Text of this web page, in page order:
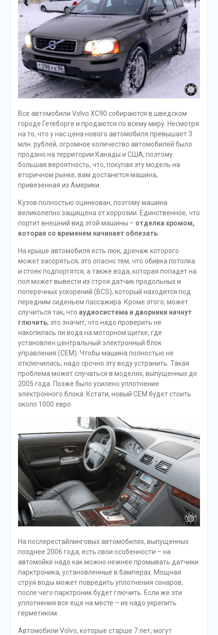
Все автомобили Volvo XC90 собираются в шведском
городе Гетеборге и продаются по всему миру. Несмотря
на то, что у нас цена нового автомобиля превышает 3
млн. рублей, огромное количество автомобилей было
продано на территории Канады и США, поэтому
большая вероятность, что, покупая эту модель на
вторичном рынке, вам достанется машина,
привезенная из Америки.
Кузов полностью оцинкован, поэтому машина
великолепно защищена от коррозии. Единственное, что
портит внешний вид этой машины – отделка хромом,
которая со временем начинает облезать.
На крыше автомобиля есть люк, дренаж которого
может засоряться, это опасно тем, что обивка потолка
и стоек подпортятся, а также вода, которая попадет на
пол может вывести из строя датчик продольных и
поперечных ускорений (BCS), который находится под
передним сиденьем пассажира. Кроме этого, может
случиться так, что аудиосистема и дворники начнут
глючить, это значит, что надо проверить не
накопилась ли вода на моторном щитке, где
установлен центральный электронный блок
управления (CEM). Чтобы машина полностью не
отключилась, надо срочно эту воду устранить. Такая
проблема может случаться в моделях, выпущенных до
2005 года. Позже было усилено уплотнение
электронного блока. Кстати, новый CEM будет стоить
около 1000 евро.
На послерестайлинговых автомобилях, выпущенных
позднее 2006 года, есть свои особенности – на
автомойке надо как можно нежнее промывать датчики
парктроника, установленные в бамперах. Мощная
струя воды может повредить уплотнения сонаров,
после чего парктроник будет глючить. Если же эти
уплотнения все еще на месте – их надо укрепить
герметиком.
Автомобили Volvo, которые старше 7 лет, могут